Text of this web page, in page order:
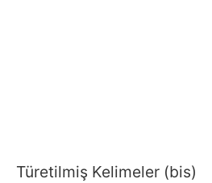
Türetilmiş Kelimeler (bis)